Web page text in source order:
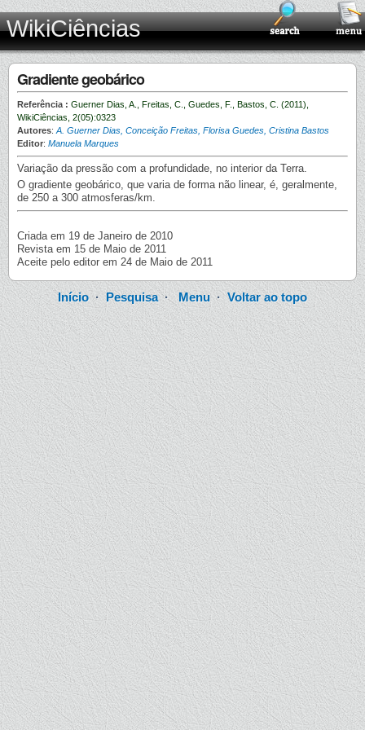
WikiCiências
Gradiente geobárico
Referência : Guerner Dias, A., Freitas, C., Guedes, F., Bastos, C. (2011),
WikiCiências, 2(05):0323
Autores: A. Guerner Dias, Conceição Freitas, Florisa Guedes, Cristina Bastos
Editor: Manuela Marques
Variação da pressão com a profundidade, no interior da Terra.
O gradiente geobárico, que varia de forma não linear, é, geralmente,
de 250 a 300 atmosferas/km.
Criada em 19 de Janeiro de 2010
Revista em 15 de Maio de 2011
Aceite pelo editor em 24 de Maio de 2011
Início·Pesquisa·Menu·Voltar ao topo